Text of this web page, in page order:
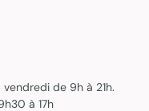
de 9h à 21h.
à 17h